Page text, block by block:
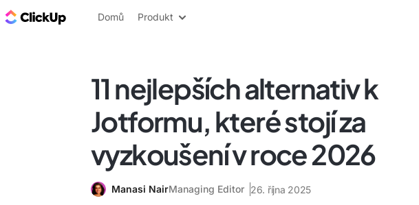
ClickUp blog
Domů Produkt
11 nejlepších alternativ k
Jotformu, které stojí za
vyzkoušení v roce 2026
Manasi NairManaging Editor 26. října 2025